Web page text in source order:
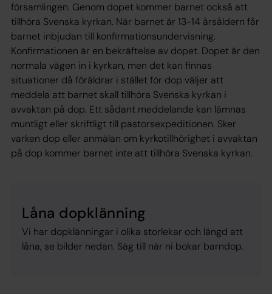
församlingen. Genom dopet kommer barnet också att
tillhöra Svenska kyrkan. När barnet är 13-14 årsåldern får
barnet inbjudan till konfirmationsundervisning.
Konfirmationen är en bekräftelse av dopet. Dopet är den
normala vägen in i kyrkan, men det kan finnas
situationer då föräldrar i stället för dop väljer att
meddela att barnet skall tillhöra Svenska kyrkan i
avvaktan på dop. Ett sådant meddelande kan lämnas
muntligt eller skriftligt till pastorsexpeditionen. Sker
varken dop eller anmälan om kyrkotillhörighet i avvaktan
på dop kommer barnet inte att tillhöra Svenska kyrkan.
Låna dopklänning
Vi har dopklänningar i olika storlekar och längd att
låna, se bilder nedan. Säg till när ni bokar barndop.